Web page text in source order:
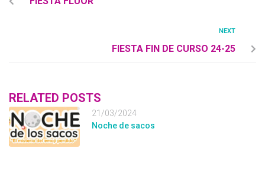
NEXT
FIESTA FIN DE CURSO 24-25
RELATED POSTS
21/03/2024
Noche de sacos